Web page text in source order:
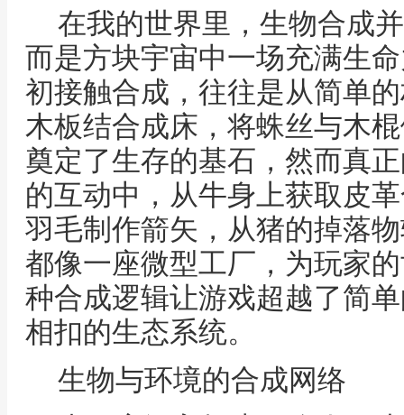
在我的世界里，生物合成
而是方块宇宙中一场充满生
初接触合成，往往是从简单
木板结合成床，将蛛丝与木
奠定了生存的基石，然而真
的互动中，从牛身上获取皮
羽毛制作箭矢，从猪的掉落
都像一座微型工厂，为玩家
种合成逻辑让游戏超越了简
相扣的生态系统。
生物与环境的合成网络